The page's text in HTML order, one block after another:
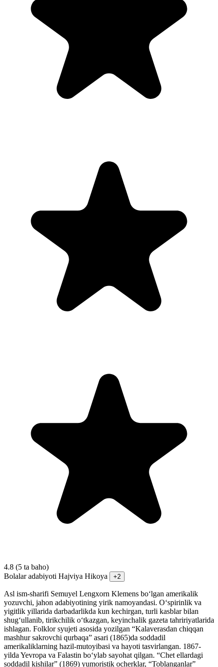
4.8 (5 ta baho)
Bolalar adabiyoti Hajviya Hikoya +2
Asl ism-sharifi Semuyel Lengxorn Klemens boʻlgan amerikalik
yozuvchi, jahon adabiyotining yirik namoyandasi. Oʻspirinlik va
yigitlik yillarida darbadarlikda kun kechirgan, turli kasblar bilan
shugʻullanib, tirikchilik oʻtkazgan, keyinchalik gazeta tahririyatlarida
ishlagan. Folklor syujeti asosida yozilgan “Kalaverasdan chiqqan
mashhur sakrovchi qurbaqa” asari (1865)da soddadil
amerikaliklarning hazil-mutoyibasi va hayoti tasvirlangan. 1867-
yilda Yevropa va Falastin boʻylab sayohat qilgan. “Chet ellardagi
soddadil kishilar” (1869) yumoristik ocherklar, “Toblanganlar”